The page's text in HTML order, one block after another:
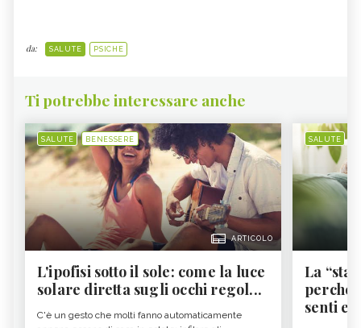
da: SALUTE PSICHE
Ti potrebbe interessare anche
SALUTE BENESSERE
ARTICOLO
L'ipofisi sotto il sole: come la luce
solare diretta sugli occhi regol...
C'è un gesto che molti fanno automaticamente
SALUTE
La
perché
senti